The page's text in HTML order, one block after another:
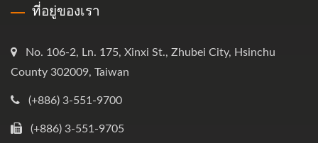
ที่อยู่ของเรา
No. 106-2, Ln. 175, Xinxi St., Zhubei City, Hsinchu
County 302009, Taiwan
(+886) 3-551-9700
(+886) 3-551-9705